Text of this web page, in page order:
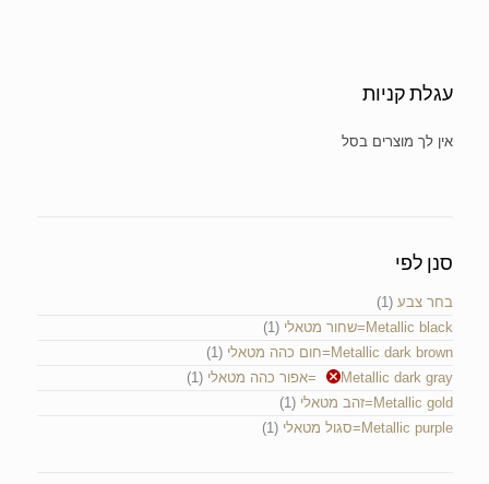
עגלת קניות
סנן לפי
בחר צבע (1)
Metallic black=שחור מטאלי
(1)
Metallic dark brown=חום כהה מטאלי
(1)
Metallic dark gray=אפור כהה מטאלי
(1)
Metallic gold=זהב מטאלי
(1)
Metallic purple=סגול מטאלי
(1)